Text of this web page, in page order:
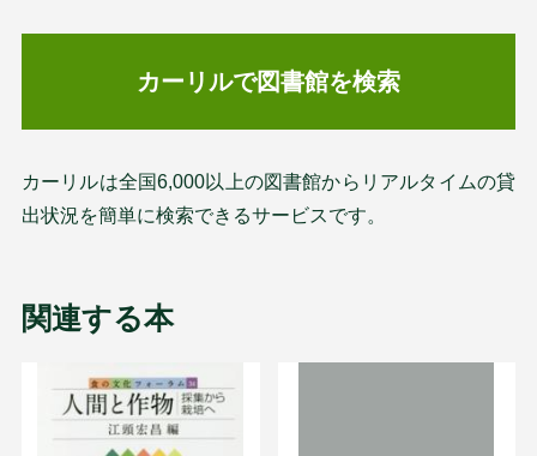
カーリルで図書館を検索
カーリルは全国6,000以上の図書館からリアルタイムの貸
出状況を簡単に検索できるサービスです。
関連する本